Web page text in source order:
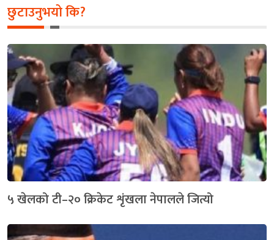
छुटाउनुभयो कि?
५ खेलको टी–२० क्रिकेट शृंखला नेपालले जित्यो